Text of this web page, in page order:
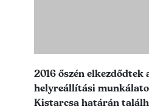
Lead szöveg
2016 őszén elkezdődtek
helyreállítási
Kistarcsa határán